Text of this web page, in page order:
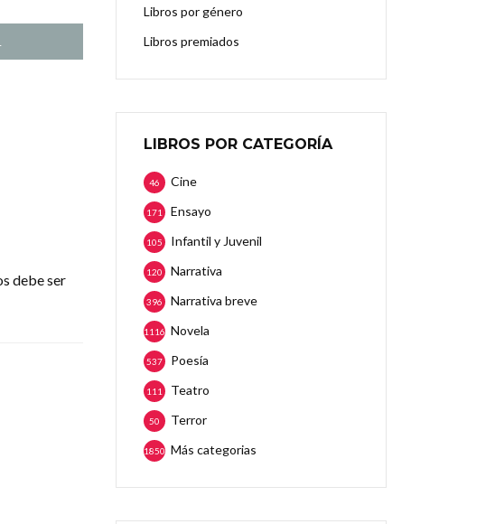
debe ser
Libros por género
Libros premiados
LIBROS POR CATEGORÍA
Cine
46
Ensayo
171
Infantil y Juvenil
105
Narrativa
120
Narrativa breve
396
Novela
1116
Poesía
537
Teatro
111
Terror
50
Más categorias
1850